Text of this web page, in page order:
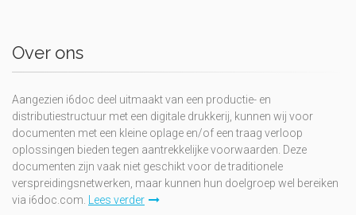
Over ons
Aangezien i6doc deel uitmaakt van een productie- en
distributiestructuur met een digitale drukkerij, kunnen wij voor
documenten met een kleine oplage en/of een traag verloop
oplossingen bieden tegen aantrekkelijke voorwaarden. Deze
documenten zijn vaak niet geschikt voor de traditionele
verspreidingsnetwerken, maar kunnen hun doelgroep wel bereiken
via i6doc.com. Lees verder